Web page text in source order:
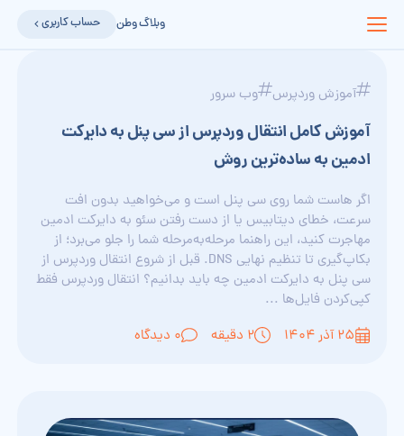
وبلاگ وطن حساب کاربری
آموزش وردپرس وب سرور
آموزش کامل انتقال وردپرس از سی پنل به دایرکت
ادمین به ساده‌ترین روش
اگر هاست شما روی سی پنل است و می‌خواهید بدون افت
سرعت، خطای دیتابیس یا از دست رفتن سئو به دایرکت ادمین
مهاجرت کنید، این راهنما مرحله‌به‌مرحله شما را جلو می‌برد؛ از
بکاپ‌گیری تا تنظیم نهایی DNS. قبل از شروع انتقال وردپرس از
سی پنل به دایرکت ادمین چه باید بدانیم؟ انتقال وردپرس فقط
کپی‌کردن فایل‌ها ...
۲۵ آذر ۱۴۰۴
2 دقیقه 0 دیدگاه